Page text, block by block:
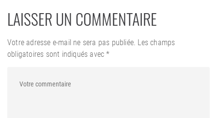
LAISSER UN COMMENTAIRE
Votre adresse e-mail ne sera pas publiée. Les champs
obligatoires sont indiqués avec*